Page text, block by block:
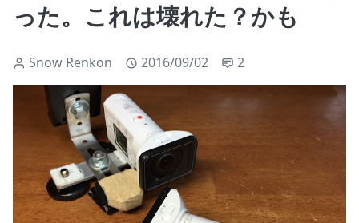
った。これは壊れた？かも
Snow Renkon 2016/09/02 2